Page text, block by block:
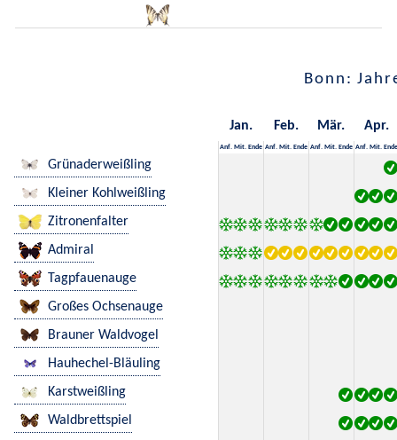
Bonn:
Jan. Feb. Mär. Apr.
Anf. Mit. Ende Anf. Mit. Ende Anf. Mit. Ende Anf. Mit. Ende
Grünaderweißling
Kleiner Kohlweißling
Zitronenfalter
Admiral
Tagpfauenauge
Großes Ochsenauge
Brauner Waldvogel
Hauhechel-Bläuling
Karstweißling
Waldbrettspiel